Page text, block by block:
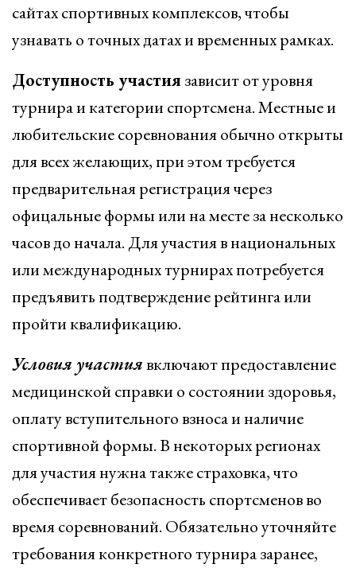
сайтах спортивных комплексов, чтобы
узнавать о точных датах и временных рамках.
Доступность участиязависит от уровня
турнира и категории спортсмена. Местные и
любительские соревнования обычно открыты
для всех желающих, при этом требуется
предварительная регистрация через
офицальные формы или на месте за несколько
часов до начала. Для участия в национальных
или международных турнирах потребуется
предъявить подтверждение рейтинга или
пройти квалификацию.
Условия участиявключают предоставление
медицинской справки о состоянии здоровья,
оплату вступительного взноса и наличие
спортивной формы. В некоторых регионах
для участия нужна также страховка, что
обеспечивает безопасность спортсменов во
время соревнований. Обязательно уточняйте
требования конкретного турнира заранее,